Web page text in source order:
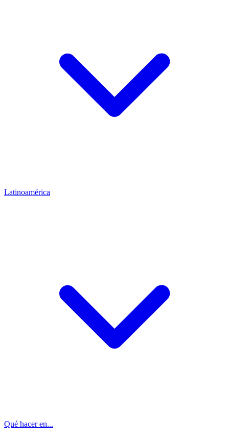
Latinoamérica
Qué hacer en...